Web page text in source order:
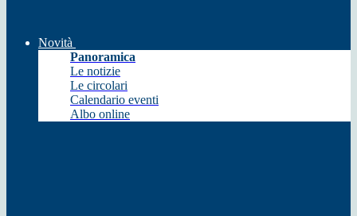
Novità
Panoramica
Le notizie
Le circolari
Calendario eventi
Albo online